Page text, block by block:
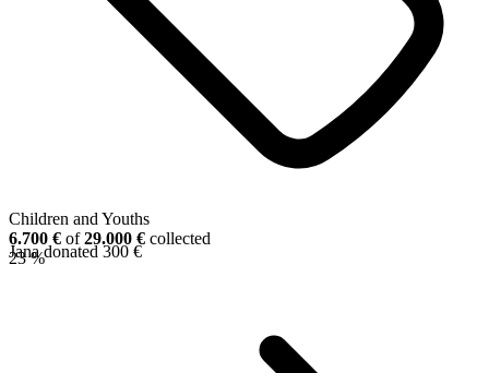
Children and Youths
6.700 € of29.000 € collected
23 %
Jana donated 300 €